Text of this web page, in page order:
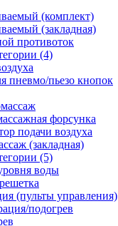
(комплект)
(закладная)
противоток
(4)
пневмо/пьезо кнопок
форсунка
подачи воздуха
(закладная)
(5)
воды
(пульты управления)
подогрев